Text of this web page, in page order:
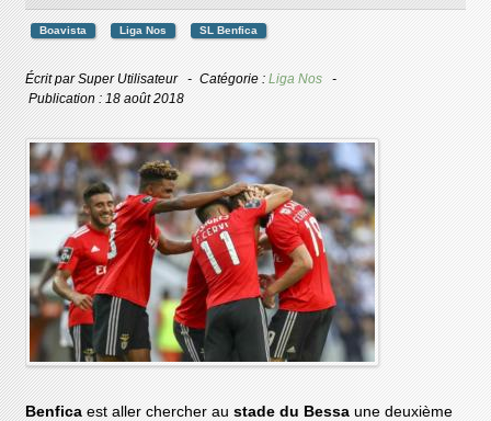
Boavista Liga Nos SL Benfica
Écrit parSuper Utilisateur Catégorie :Liga Nos
Publication : 18 août 2018
Benficaest aller chercher austade du Bessa une deuxième